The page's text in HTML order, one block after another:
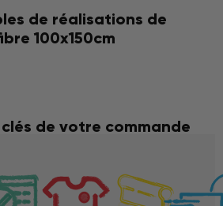
de réalisations de
100x150cm
de votre commande